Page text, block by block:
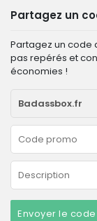
Partagez un
Partagez un code
pas repérés et
économies !
Envoyer le code